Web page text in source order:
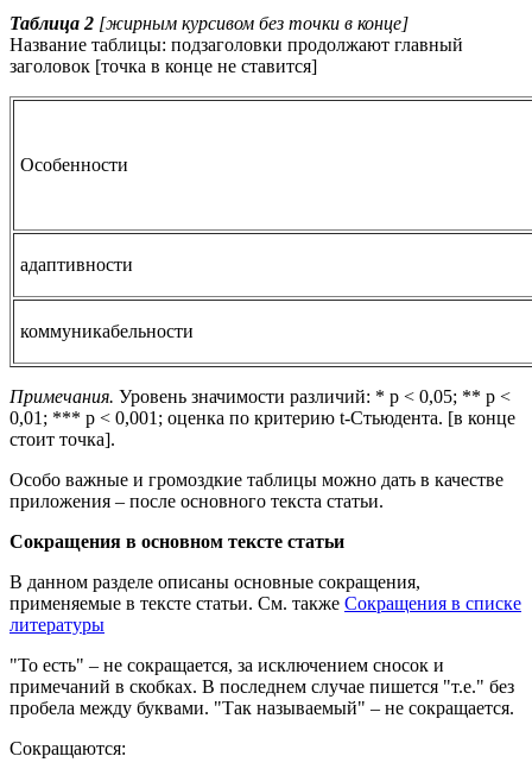
Таблица 2 [жирным курсивом без точки в конце]
Название таблицы: подзаголовки продолжают главный
заголовок [точка в конце не ставится]
Особенности
адаптивности
коммуникабельности
Примечания. Уровень значимости различий: * p < 0,05; ** p <
0,01; *** p < 0,001; оценка по критерию t-Cтьюдента. [в конце
стоит точка].
Особо важные и громоздкие таблицы можно дать в качестве
приложения – после основного текста статьи.
Сокращения в основном тексте статьи
В данном разделе описаны основные сокращения,
применяемые в тексте статьи. См. также Сокращения в списке
литературы
"То есть" – не сокращается, за исключением сносок и
примечаний в скобках. В последнем случае пишется "т.е." без
пробела между буквами. "Так называемый" – не сокращается.
Сокращаются: